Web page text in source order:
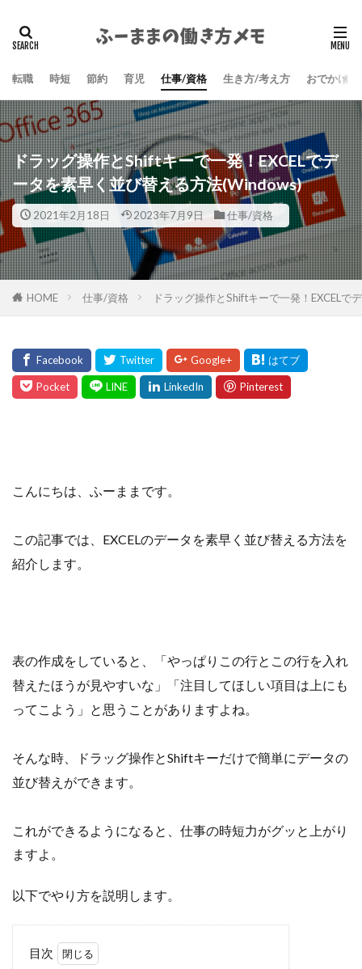
転職 時短 節約 育児 仕事/資格 生き方/考え方 おでかけ/
ドラッグ操作とShiftキーで一発！EXCELでデ
ータを素早く並び替える方法(Windows)
2021年2月18日 2023年7月9日 仕事/資格
HOME 仕事/資格 ドラッグ操作とShiftキーで一発！EXCEL
こんにちは、ふーままです。
この記事では、EXCELのデータを素早く並び替える方法を
紹介します。
表の作成をしていると、「やっぱりこの行とこの行を入れ
替えたほうが見やすいな」「注目してほしい項目は上にも
ってこよう」と思うことがありますよね。
そんな時、ドラッグ操作とShiftキーだけで簡単にデータの
並び替えができます。
これができるようになると、仕事の時短力がグッと上がり
ますよ。
以下でやり方を説明します。
目次